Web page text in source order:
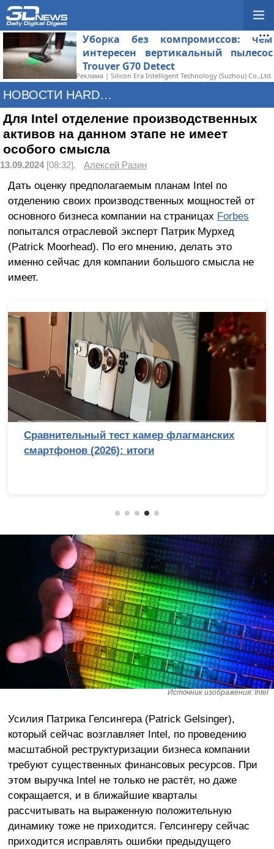
Уборка без компромиссов: чем
интересен вертикальный пылесос
Trouver G70 Detect
Реклама | Silicon Era Intelligent Technology (Suzhou) Co.,Ltd.
НОВОСТИ HARDWARE
Для Intel отделение производственных
активов на данном этапе не имеет
особого смысла
13.09.2024[08:32], Алексей Разин
Дать оценку предполагаемым планам Intel по
отделению своих производственных мощностей от
основного бизнеса компании на страницах Forbes
попытался отраслевой эксперт Патрик Мурхед
(Patrick Moorhead). По его мнению, делать это
именно сейчас для компании большого смысла не
имеет.
Сравнительный тест камер флагманских
смартфонов (2026): итоги
Источник изображения: Intel
Усилия Патрика Гелсингера (Patrick Gelsinger),
который сейчас возглавляет Intel, по проведению
масштабной реструктуризации бизнеса компании
требуют существенных финансовых ресурсов. При
этом выручка Intel не только не растёт, но даже
сокращается, и в ближайшие кварталы
рассчитывать на выраженную положительную
динамику тоже не приходится. Гелсингеру сейчас
приходится исправлять ошибки предыдущего